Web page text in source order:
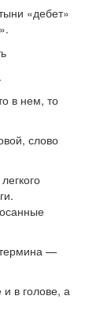
«дебет»
в нем, то
слово
термина —
и в голове, а